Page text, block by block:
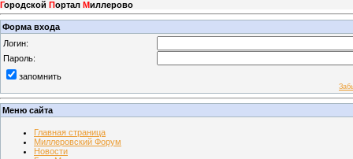
Городской Портал Миллерово
Форма входа
Логин:
Пароль:
запомнить
Меню сайта
Главная страница
Миллеровский Форум
Новости